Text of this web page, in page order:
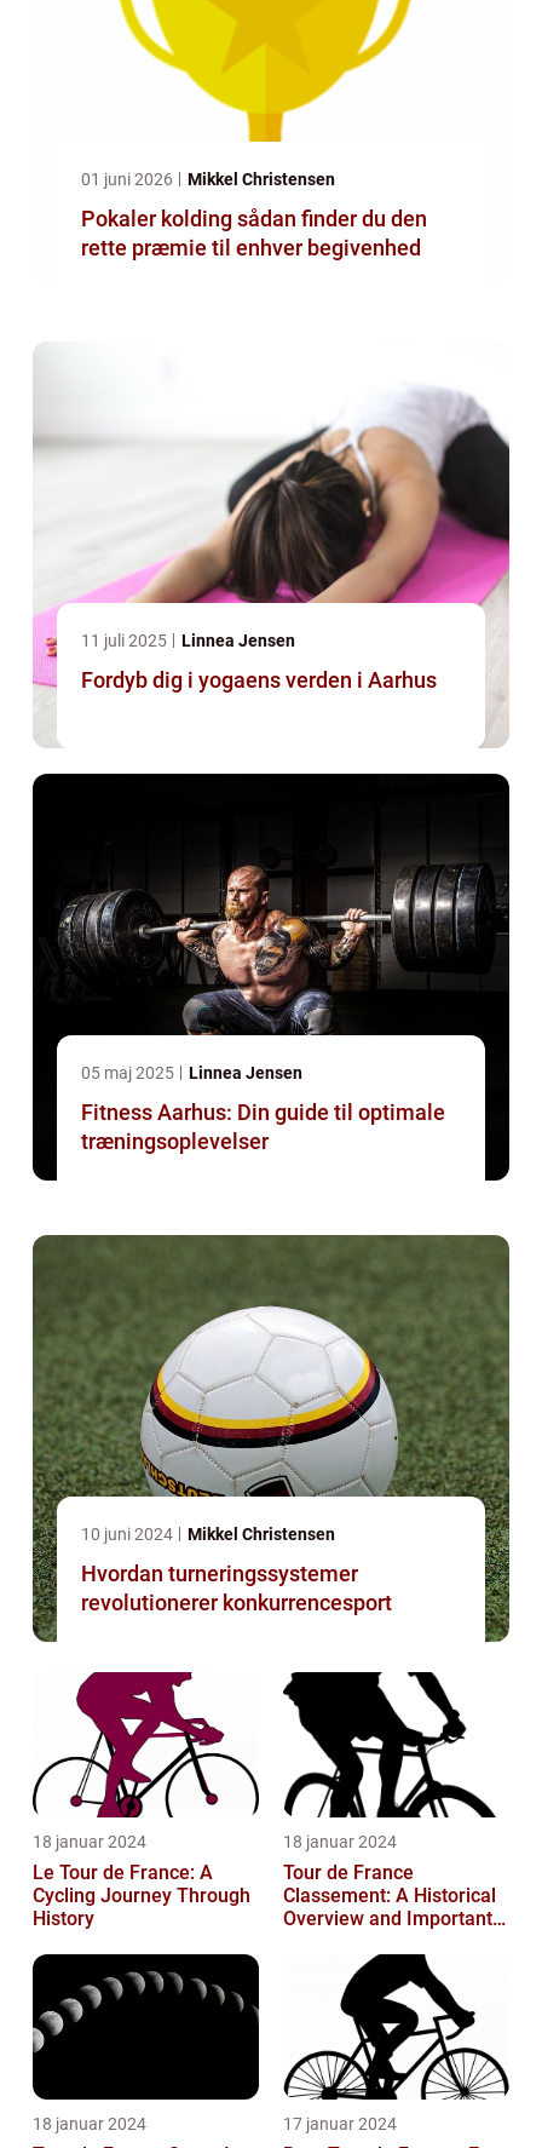
01 juni 2026 Mikkel Christensen
Pokaler kolding sådan finder du den
rette præmie til enhver begivenhed
11 juli 2025 Linnea Jensen
Fordyb dig i yogaens verden i Aarhus
05 maj 2025 Linnea Jensen
Fitness Aarhus: Din guide til optimale
træningsoplevelser
10 juni 2024 Mikkel Christensen
Hvordan turneringssystemer
revolutionerer konkurrencesport
18 januar 2024
Le Tour de France: A
Cycling Journey Through
History
18 januar 2024
Tour de France
Classement: A Historical
Overview and Important
18 januar 2024 17 januar 2024